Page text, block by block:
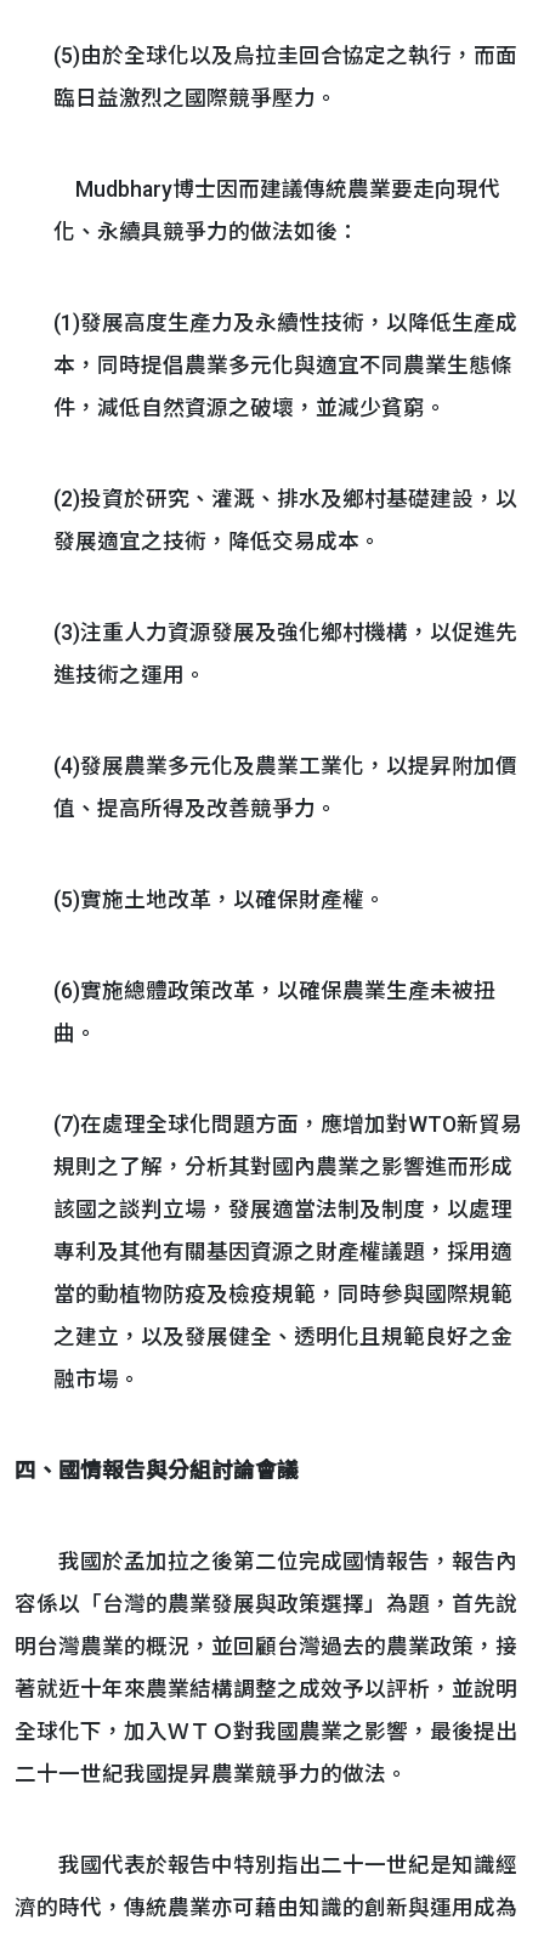
(5)由於全球化以及烏拉圭回合協定之執行，而面
臨日益激烈之國際競爭壓力。
Mudbhary博士因而建議傳統農業要走向現代
化、永續具競爭力的做法如後：
(1)發展高度生產力及永續性技術，以降低生產成
本，同時提倡農業多元化與適宜不同農業生態條
件，減低自然資源之破壞，並減少貧窮。
(2)投資於研究、灌溉、排水及鄉村基礎建設，以
發展適宜之技術，降低交易成本。
(3)注重人力資源發展及強化鄉村機構，以促進先
進技術之運用。
(4)發展農業多元化及農業工業化，以提昇附加價
值、提高所得及改善競爭力。
(5)實施土地改革，以確保財產權。
(6)實施總體政策改革，以確保農業生產未被扭
曲。
(7)在處理全球化問題方面，應增加對WTO新貿易
規則之了解，分析其對國內農業之影響進而形成
該國之談判立場，發展適當法制及制度，以處理
專利及其他有關基因資源之財產權議題，採用適
當的動植物防疫及檢疫規範，同時參與國際規範
之建立，以及發展健全、透明化且規範良好之金
融市場。
四、國情報告與分組討論會議
我國於孟加拉之後第二位完成國情報告，報告內
容係以「台灣的農業發展與政策選擇」為題，首先說
明台灣農業的概況，並回顧台灣過去的農業政策，接
著就近十年來農業結構調整之成效予以評析，並說明
全球化下，加入ＷＴＯ對我國農業之影響，最後提出
二十一世紀我國提昇農業競爭力的做法。
我國代表於報告中特別指出二十一世紀是知識經
濟的時代，傳統農業亦可藉由知識的創新與運用成為